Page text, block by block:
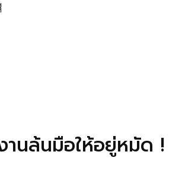
นล้นมือให้อยู่หมัด !